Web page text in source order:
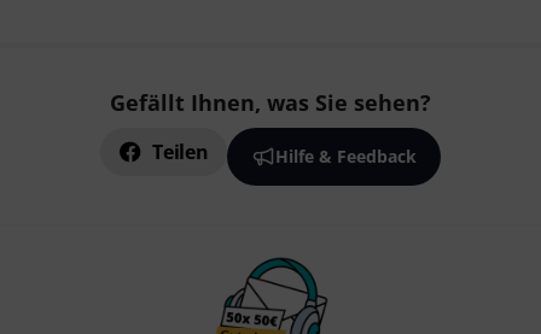
Gefällt Ihnen, was Sie sehen?
Teilen Hilfe & Feedback